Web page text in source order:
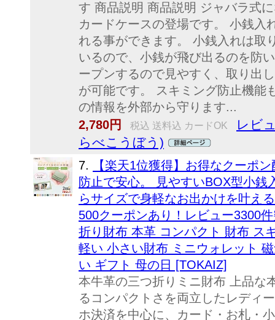
す 商品説明 商品説明 ジャバラ式
カードケースの登場です。 小銭入
れる事ができます。 小銭入れは取
いるので、小銭が飛び出るのを防
ープンするので見やすく、取り出
が可能です。 スキミング防止機能
の情報を外部から守ります...
2,780円
税込 送料込 カードOK
レビ
らべこうぼう)
7.
【楽天1位獲得】お得なクーポ
防止で安心。 見やすいBOX型小
らサイズで身軽なお出かけを叶え
500クーポンあり！レビュー3300
折り財布 本革 コンパクト 財布 ス
軽い 小さい財布 ミニウォレット
い ギフト 母の日 [TOKAIZ]
本牛革の三つ折りミニ財布 上品な
るコンパクトさを両立したレディ
ホ決済を中心に、カード・お札・